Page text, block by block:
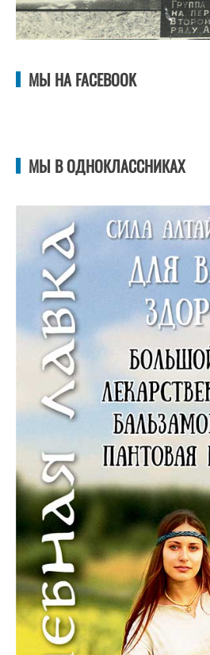
МЫ НА FACEBOOK
МЫ В ОДНОКЛАССНИКАХ